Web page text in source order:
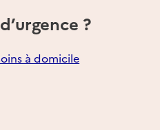
?
à domicile